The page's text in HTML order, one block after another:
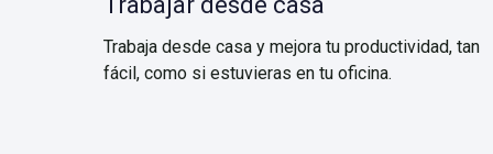
Trabaja desde casa y mejora tu productividad, tan
fácil, como si estuvieras en tu oficina.